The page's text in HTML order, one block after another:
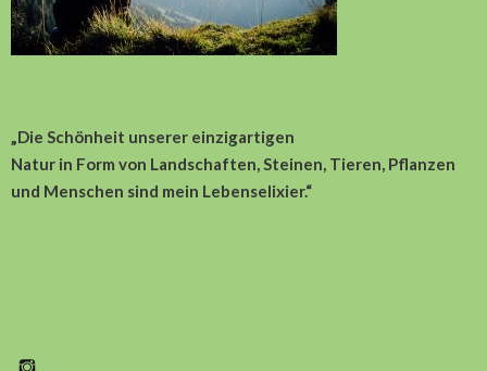
„Die Schönheit unserer einzigartigen
Natur in Form von Landschaften, Steinen, Tieren, Pflanzen
und Menschen sind mein Lebenselixier.“